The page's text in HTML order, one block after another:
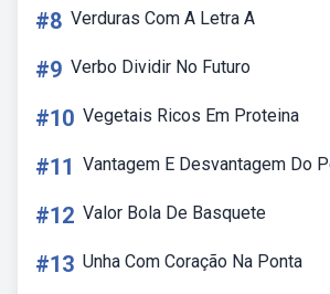
#8 Verduras Com A Letra A
#9 Verbo Dividir No Futuro
#10 Vegetais Ricos Em Proteina
#11 Vantagem E Desvantagem Do
#12 Valor Bola De Basquete
#13 Unha Com Coração Na Ponta